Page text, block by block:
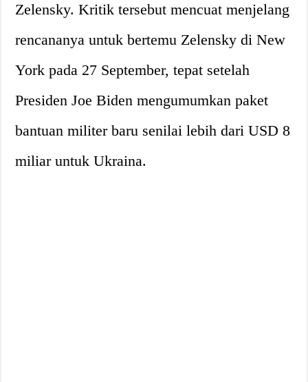
Zelensky. Kritik tersebut mencuat menjelang
rencananya untuk bertemu Zelensky di New
York pada 27 September, tepat setelah
Presiden Joe Biden mengumumkan paket
bantuan militer baru senilai lebih dari USD 8
miliar untuk Ukraina.